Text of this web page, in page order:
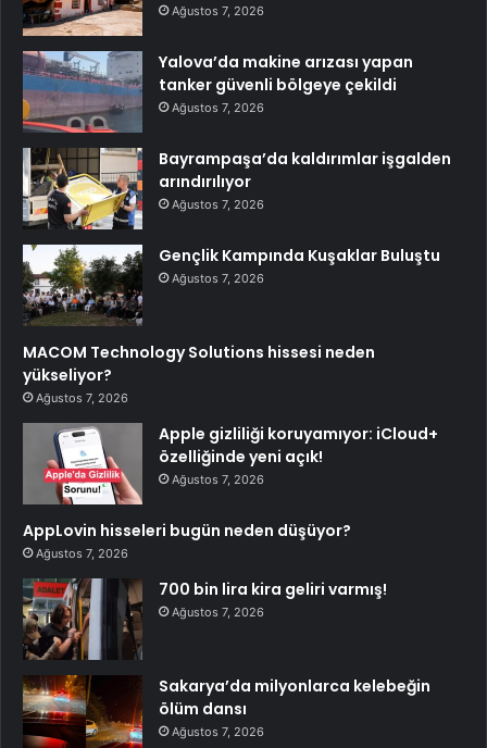
Ağustos 7, 2026
Yalova’da makine arızası yapan
tanker güvenli bölgeye çekildi
Ağustos 7, 2026
Bayrampaşa’da kaldırımlar işgalden
arındırılıyor
Ağustos 7, 2026
Gençlik Kampında Kuşaklar Buluştu
Ağustos 7, 2026
MACOM Technology Solutions hissesi neden
yükseliyor?
Ağustos 7, 2026
Apple gizliliği koruyamıyor: iCloud+
özelliğinde yeni açık!
Ağustos 7, 2026
AppLovin hisseleri bugün neden düşüyor?
Ağustos 7, 2026
700 bin lira kira geliri varmış!
Ağustos 7, 2026
Sakarya’da milyonlarca kelebeğin
ölüm dansı
Ağustos 7, 2026